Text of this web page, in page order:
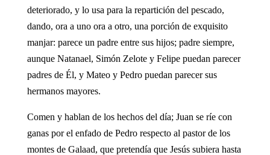
deteriorado, y lo usa para la repartición del pescado,
dando, ora a uno ora a otro, una porción de exquisito
manjar: parece un padre entre sus hijos; padre siempre,
aunque Natanael, Simón Zelote y Felipe puedan parecer
padres de Él, y Mateo y Pedro puedan parecer sus
hermanos mayores.
Comen y hablan de los hechos del día; Juan se ríe con
ganas por el enfado de Pedro respecto al pastor de los
montes de Galaad, que pretendía que Jesús subiera hasta